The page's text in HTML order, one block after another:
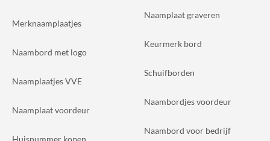
Merknaamplaatjes
Naambord met logo
Naamplaatjes VVE
Naamplaat voordeur
Huisnummer kopen
Naamplaat graveren
Keurmerk bord
Schuifborden
Naambordjes voordeur
Naambord voor bedrijf